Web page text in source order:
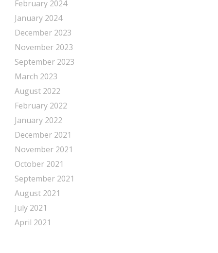
February 2024
January 2024
December 2023
November 2023
September 2023
March 2023
August 2022
February 2022
January 2022
December 2021
November 2021
October 2021
September 2021
August 2021
July 2021
April 2021